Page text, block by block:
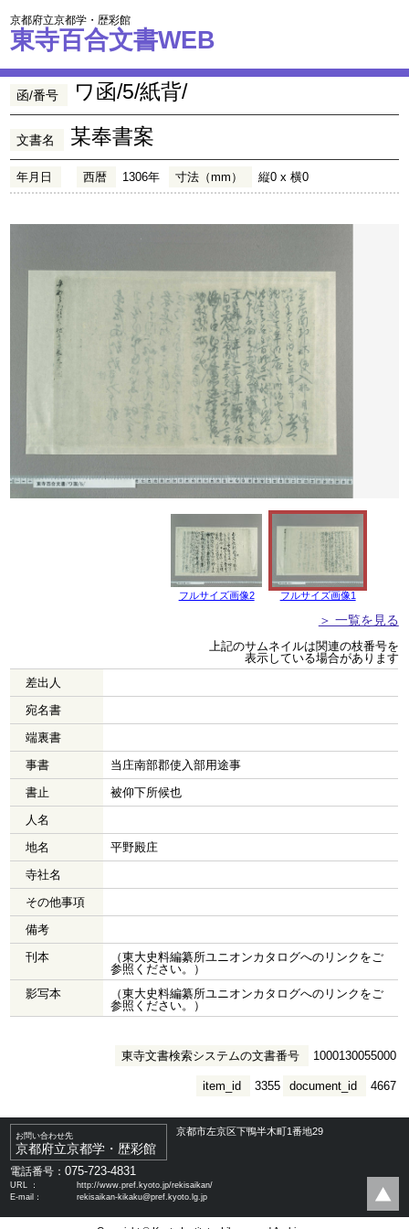
京都府立京都学・歴彩館
東寺百合文書WEB
函/番号 ワ函/5/紙背/
文書名 某奉書案
年月日 西暦 1306年 寸法（mm） 縦0 x 横0
フルサイズ画像2 フルサイズ画像1
＞ 一覧を見る
上記のサムネイルは関連の枝番号を
表示している場合があります
差出人
宛名書
端裏書
事書
当庄南部郡使入部用途事
書止
被仰下所候也
人名
地名
平野殿庄
寺社名
その他事項
備考
刊本
（東大史料編纂所ユニオンカタログへのリンクをご
参照ください。）
影写本
（東大史料編纂所ユニオンカタログへのリンクをご
参照ください。）
東寺文書検索システムの文書番号 1000130055000
document_id 4667
item_id 3355
お問い合わせ先
京都府立京都学・歴彩館
京都市左京区下鴨半木町1番地29
電話番号：075-723-4831
URL ：
http://www.pref.kyoto.jp/rekisaikan/
E-mail：
rekisaikan-kikaku@pref.kyoto.lg.jp